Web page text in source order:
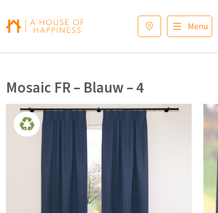
Menu
Mosaic FR – Blauw – 4